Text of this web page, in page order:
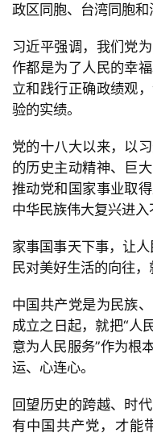
政区同胞、台湾同胞和
习近平强调，我们党
作都是为了人民的幸
立和践行正确政绩观
验的实绩。
党的十八大以来，以
的历史主动精神、巨
推动党和国家事业取
中华民族伟大复兴进入
家事国事天下事，让
民对美好生活的向往
中国共产党是为民族
成立之日起，就把“人
意为人民服务”作为根
运、心连心。
回望历史的跨越、时
有中国共产党，才能